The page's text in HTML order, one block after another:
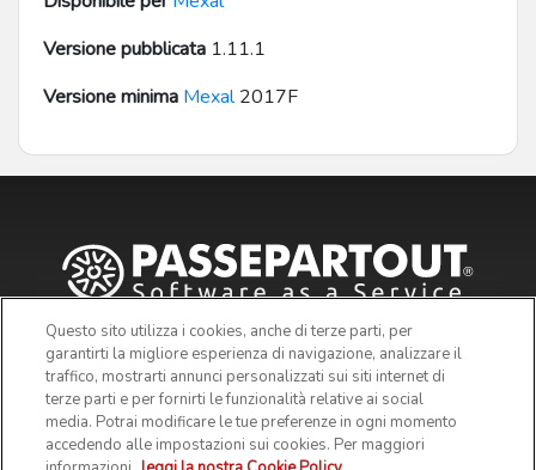
Versione pubblicata 1.11.1
Versione minima Mexal2017F
Questo sito utilizza i cookies, anche di terze parti, per
garantirti la migliore esperienza di navigazione, analizzare il
traffico, mostrarti annunci personalizzati sui siti internet di
terze parti e per fornirti le funzionalità relative ai social
media. Potrai modificare le tue preferenze in ogni momento
accedendo alle impostazioni sui cookies. Per maggiori